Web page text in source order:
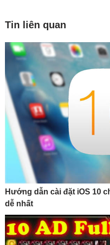
Tin liên quan
Hướng dẫn cài đặt iOS 10
dễ nhất